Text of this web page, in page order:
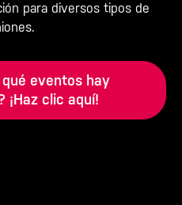
para diversos tipos de
eventos hay
¡Haz clic aquí!